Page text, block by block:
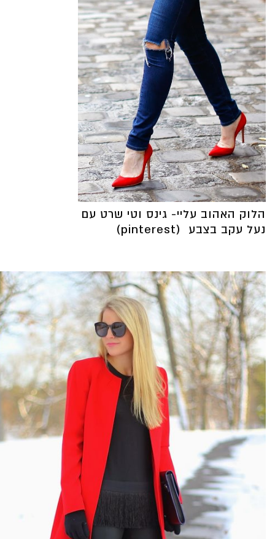
הלוק האהוב עליי- גינס וטי שרט עם
נעל עקב בצבע (pinterest)